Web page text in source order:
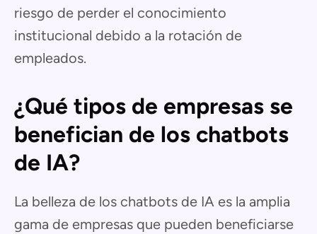
riesgo de perder el conocimiento
institucional debido a la rotación de
empleados.
¿Qué tipos de empresas se
benefician de los chatbots
de IA?
La belleza de los chatbots de IA es la amplia
gama de empresas que pueden beneficiarse